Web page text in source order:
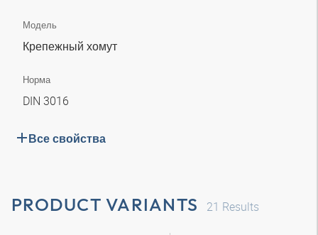
Модель
Крепежный хомут
Норма
DIN 3016
Все свойства
PRODUCT VARIANTS 21 Results